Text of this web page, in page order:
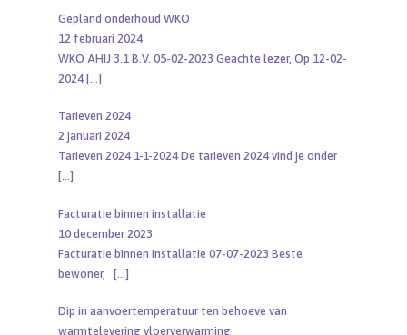
Gepland onderhoud WKO
12 februari 2024
WKO AHIJ 3.1 B.V. 05-02-2023 Geachte lezer, Op 12-02-
2024[…]
Tarieven 2024
2 januari 2024
Tarieven 2024 1-1-2024 De tarieven 2024 vind je onder
[…]
Facturatie binnen installatie
10 december 2023
Facturatie binnen installatie 07-07-2023 Beste
bewoner, […]
Dip in aanvoertemperatuur ten behoeve van
warmtelevering vloerverwarming